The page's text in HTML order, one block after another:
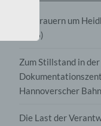
Wir trauern um
2026)
Zum Stillstand in
Hannoverscher
Die Last der